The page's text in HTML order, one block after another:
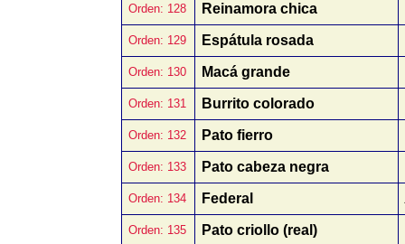
Orden: 128 Reinamora chica
Orden: 129 Espátula rosada
Orden: 130 Macá grande
Orden: 131 Burrito colorado
Orden: 132 Pato fierro
Orden: 133 Pato cabeza negra
Orden: 134 Federal
Orden: 135 Pato criollo (real)